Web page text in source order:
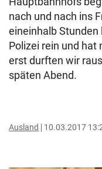
nach und nach ins
eineinhalb
Polizei rein und hat
erst durften wir
späten Abend.
Ausland 10.03.2017